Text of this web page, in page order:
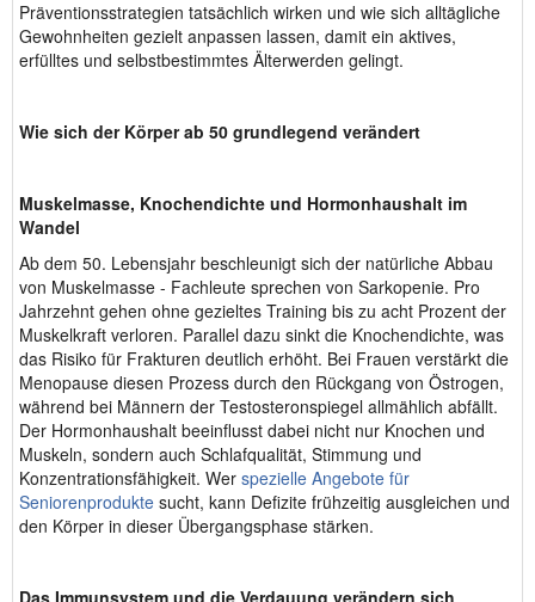
Präventionsstrategien tatsächlich wirken und wie sich alltägliche
Gewohnheiten gezielt anpassen lassen, damit ein aktives,
erfülltes und selbstbestimmtes Älterwerden gelingt.
Wie sich der Körper ab 50 grundlegend verändert
Muskelmasse, Knochendichte und Hormonhaushalt im
Wandel
Ab dem 50. Lebensjahr beschleunigt sich der natürliche Abbau
von Muskelmasse - Fachleute sprechen von Sarkopenie. Pro
Jahrzehnt gehen ohne gezieltes Training bis zu acht Prozent der
Muskelkraft verloren. Parallel dazu sinkt die Knochendichte, was
das Risiko für Frakturen deutlich erhöht. Bei Frauen verstärkt die
Menopause diesen Prozess durch den Rückgang von Östrogen,
während bei Männern der Testosteronspiegel allmählich abfällt.
Der Hormonhaushalt beeinflusst dabei nicht nur Knochen und
Muskeln, sondern auch Schlafqualität, Stimmung und
Konzentrationsfähigkeit. Wer spezielle Angebote für
Seniorenprodukte sucht, kann Defizite frühzeitig ausgleichen und
den Körper in dieser Übergangsphase stärken.
Das Immunsystem und die Verdauung verändern sich